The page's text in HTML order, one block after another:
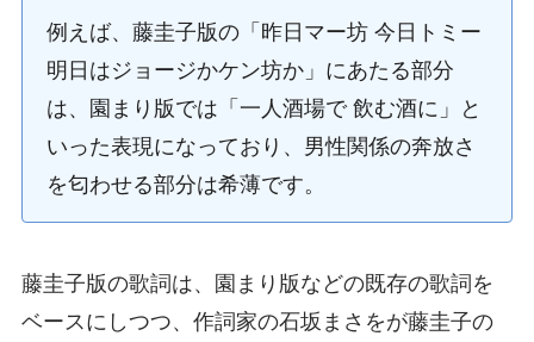
例えば、藤圭子版の「昨日マー坊 今日トミー
明日はジョージかケン坊か」にあたる部分
は、園まり版では「一人酒場で 飲む酒に」と
いった表現になっており、男性関係の奔放さ
を匂わせる部分は希薄です。
藤圭子版の歌詞は、園まり版などの既存の歌詞を
ベースにしつつ、作詞家の石坂まさをが藤圭子の